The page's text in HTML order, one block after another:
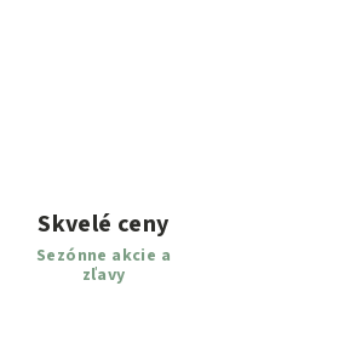
Skvelé ceny
Sezónne akcie a
zľavy